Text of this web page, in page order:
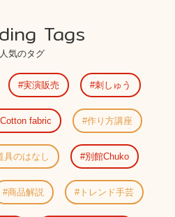
Tags
人気のタグ
実演販売 刺しゅう
Cotton fabric 作り方講座
具のはなし 別館Chuko
商品解説 トレンド手芸